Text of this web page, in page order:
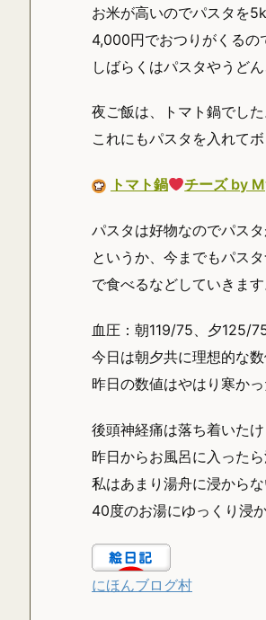
お米が高いのでパスタを
4,000円でおつりがくるの
しばらくはパスタやうど
夜ご飯は、トマト鍋でした
これにもパスタを入れて
トマト鍋 チーズ by
パスタは好物なのでパス
というか、今までもパス
で食べるなどしていきます
血圧：朝119/75、夕125/
今日は朝夕共に理想的な数
昨日の数値はやはり寒か
後頭神経痛は落ち着いた
昨日からお風呂に入った
私はあまり湯舟に浸から
40度のお湯にゆっくり浸
にほんブログ村